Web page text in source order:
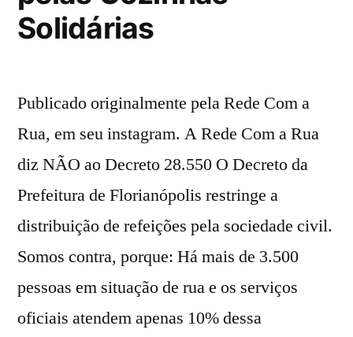
Solidárias
Publicado originalmente pela Rede Com a
Rua, em seu instagram. A Rede Com a Rua
diz NÃO ao Decreto 28.550 O Decreto da
Prefeitura de Florianópolis restringe a
distribuição de refeições pela sociedade civil.
Somos contra, porque: Há mais de 3.500
pessoas em situação de rua e os serviços
oficiais atendem apenas 10% dessa